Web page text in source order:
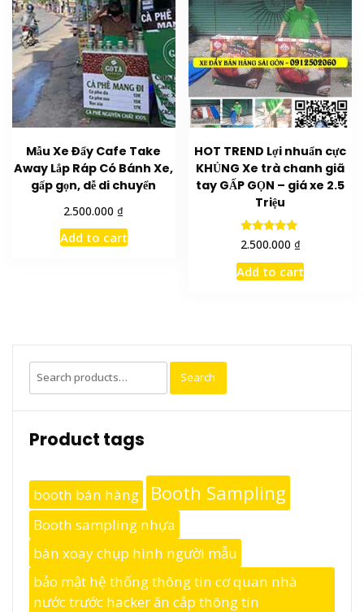
Mẫu Xe Đẩy Cafe Take
Away Lắp Ráp Có Bánh Xe,
gấp gọn, dễ di chuyển
2.500.000 ₫
Add to cart
HOT TREND Lợi nhuẩn cực
KHỦNG Xe trà chanh giã
tay GẤP GỌN – giá xe 2.5
Triệu
Rated
5.00
out of 5
2.500.000 ₫
Add to cart
Search
for:
Search
Product tags
booth bán hàng Booth Sampling
Booth sampling nhựa
bàn xoay chụp hình người mẫu
bảo mật hệ thống thông tin cơ quan nhà
nước trước hacker ăn cắp thông tin